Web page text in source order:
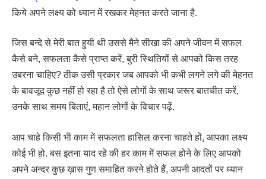
किये अपने लक्ष्य को ध्यान में रखकर मेहनत करते जाना है.
जिस बन्दे से मेरी बात हुयी थी उससे मैने सीखा की अपने जीवन में सफल
कैसे बने, सफलता कैसे प्राप्त करें, बुरी स्थितियों से आपको किस तरह
उबरना चाहिए? ठीक उसी प्रकार जब आपको भी कभी लगने लगे की मेहनत
के बावजूद कुछ नहीं हो रहा है तो ऐसे लोगों के साथ जरूर बातचीत करें,
उनके साथ समय बिताएं, महान लोगों के विचार पढ़ें.
आप चाहे किसी भी काम में सफलता हासिल करना चाहते हों, आपका लक्ष्य
कोई भी हो. बस इतना याद रहे की हर काम में सफल होने के लिए आपको
अपने अन्दर कुछ ख़ास गुण समाहित करने होते हैं, अपनी आदतों पर ध्यान